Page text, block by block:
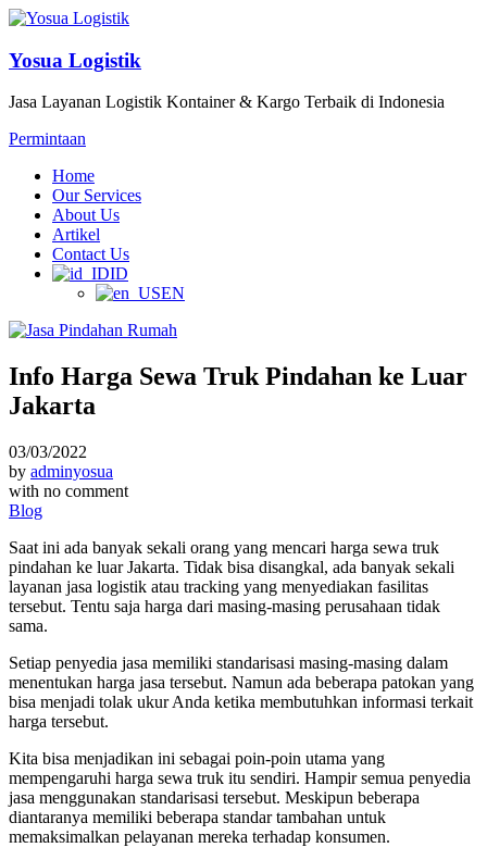
Yosua Logistik
Jasa Layanan Logistik Kontainer & Kargo Terbaik di Indonesia
Permintaan
Home
Our Services
About Us
Artikel
Contact Us
ID
EN
Info Harga Sewa Truk Pindahan ke Luar
Jakarta
03/03/2022
by adminyosua
with no comment
Blog
Saat ini ada banyak sekali orang yang mencari harga sewa truk
pindahan ke luar Jakarta. Tidak bisa disangkal, ada banyak sekali
layanan jasa logistik atau tracking yang menyediakan fasilitas
tersebut. Tentu saja harga dari masing-masing perusahaan tidak
sama.
Setiap penyedia jasa memiliki standarisasi masing-masing dalam
menentukan harga jasa tersebut. Namun ada beberapa patokan yang
bisa menjadi tolak ukur Anda ketika membutuhkan informasi terkait
harga tersebut.
Kita bisa menjadikan ini sebagai poin-poin utama yang
mempengaruhi harga sewa truk itu sendiri. Hampir semua penyedia
jasa menggunakan standarisasi tersebut. Meskipun beberapa
diantaranya memiliki beberapa standar tambahan untuk
memaksimalkan pelayanan mereka terhadap konsumen.